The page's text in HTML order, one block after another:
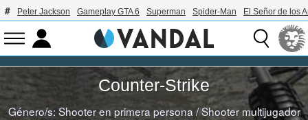
Peter Jackson Gameplay GTA 6 Superman Spider-Man El Señor de los
Counter-Strike
Género/s: Shooter en primera persona /Shooter multijugador